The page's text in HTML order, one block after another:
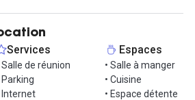
Services
Salle de réunion
Parking
Internet
Espaces
• Salle à manger
• Cuisine
• Espace détente